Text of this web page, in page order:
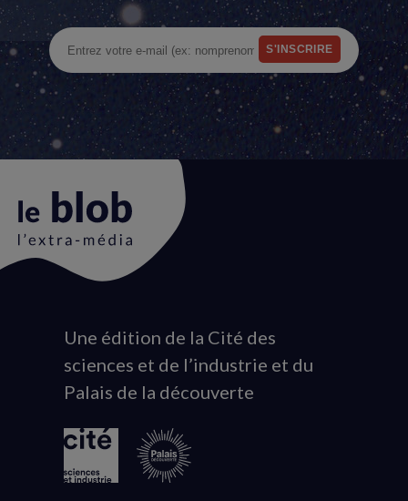
Animation
du
logo
Une édition de la Cité des
sciences et de l’industrie et du
Palais de la découverte